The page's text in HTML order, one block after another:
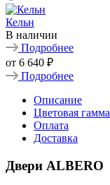
Кельн
В наличии
Подробнее
от 6 640 ₽
Подробнее
Описание
Цветовая гамма
Оплата
Доставка
Двери ALBERO